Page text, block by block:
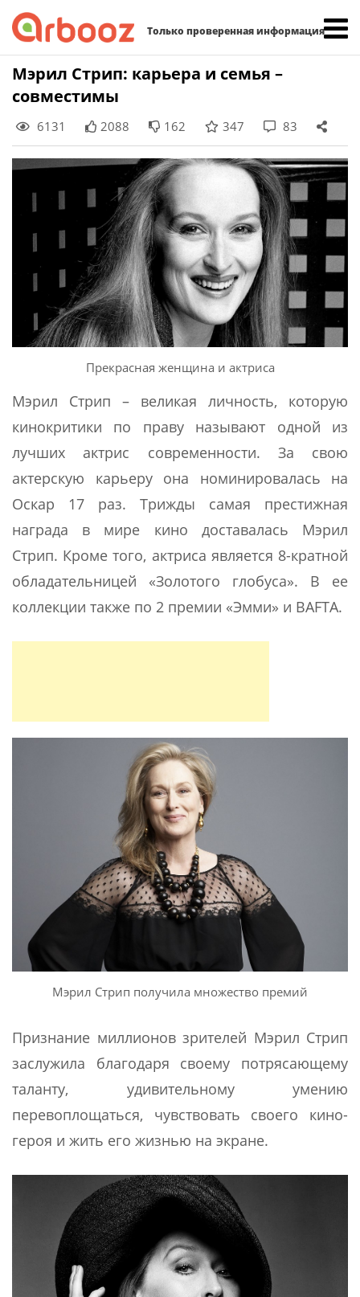
Только проверенная информация
Skip
Мэрил Стрип: карьера и семья –
совместимы
6131 2088 162 347 83
Прекрасная женщина и актриса
Мэрил Стрип – великая личность, которую
кинокритики по праву называют одной из
лучших актрис современности. За свою
актерскую карьеру она номинировалась на
Оскар 17 раз. Трижды самая престижная
награда в мире кино доставалась Мэрил
Стрип. Кроме того, актриса является 8-кратной
обладательницей «Золотого глобуса». В ее
коллекции также по 2 премии «Эмми» и BAFTA.
Мэрил Стрип получила множество премий
Признание миллионов зрителей Мэрил Стрип
заслужила благодаря своему потрясающему
таланту, удивительному умению
перевоплощаться, чувствовать своего кино-
героя и жить его жизнью на экране.
Найти: